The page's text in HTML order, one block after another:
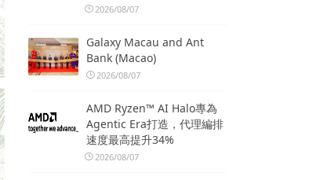
2026/08/07
Galaxy Macau and Ant
Bank (Macao)
2026/08/07
AMD Ryzen™ AI Halo專為
Agentic Era打造，代理編排
速度最高提升34%
2026/08/07